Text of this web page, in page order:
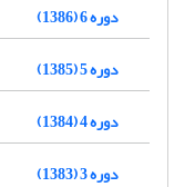
دوره 6 (1386)
دوره 5 (1385)
دوره 4 (1384)
دوره 3 (1383)